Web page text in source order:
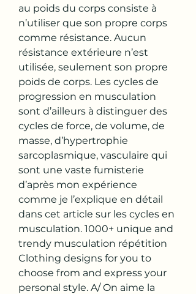
au poids du corps consiste à
n’utiliser que son propre corps
comme résistance. Aucun
résistance extérieure n’est
utilisée, seulement son propre
poids de corps. Les cycles de
progression en musculation
sont d’ailleurs à distinguer des
cycles de force, de volume, de
masse, d’hypertrophie
sarcoplasmique, vasculaire qui
sont une vaste fumisterie
d’après mon expérience
comme je l’explique en détail
dans cet article sur les cycles en
musculation. 1000+ unique and
trendy musculation répétition
Clothing designs for you to
choose from and express your
personal style. A/ On aime la